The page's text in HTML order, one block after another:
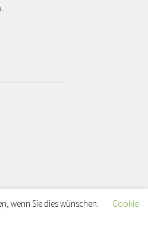
schnellstmöglich. Shop &
wenn Sie dies wünschen.
Cookie